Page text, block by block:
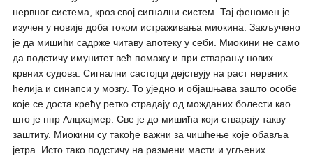
нервног система, кроз свој сигнални систем. Тај феномен је
изучен у новије доба током истраживања миокина. Закључено
је да мишићи садрже читаву апотеку у себи. Миокини не само
да подстичу имунитет већ помажу и при стварању нових
крвних судова. Сигнални састојци дејствују на раст нервних
ћелија и синапси у мозгу. То уједно и објашњава зашто особе
које се доста крећу ретко страдају од можданих болести као
што је нпр Алцхајмер. Све је до мишића који стварају такву
заштиту. Миокини су такође важни за чишћење које обавља
јетра. Исто тако подстичу на размени масти и угљених